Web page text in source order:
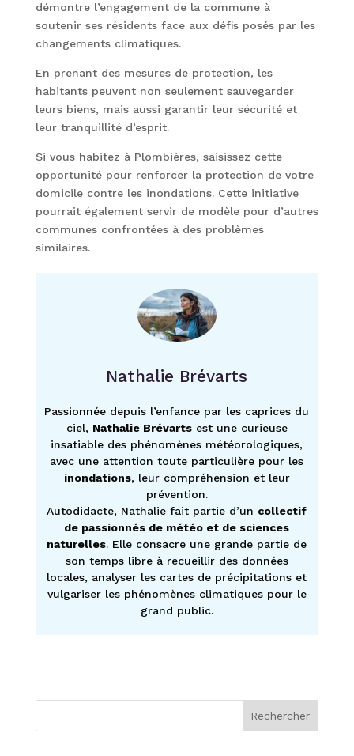
démontre l’engagement de la commune à
soutenir ses résidents face aux défis posés par les
changements climatiques.
En prenant des mesures de protection, les
habitants peuvent non seulement sauvegarder
leurs biens, mais aussi garantir leur sécurité et
leur tranquillité d’esprit.
Si vous habitez à Plombières, saisissez cette
opportunité pour renforcer la protection de votre
domicile contre les inondations. Cette initiative
pourrait également servir de modèle pour d’autres
communes confrontées à des problèmes
similaires.
Nathalie Brévarts
Passionnée depuis l’enfance par les caprices du
ciel, Nathalie Brévartsest une curieuse
insatiable des phénomènes météorologiques,
avec une attention toute particulière pour les
inondations, leur compréhension et leur
prévention.
Autodidacte, Nathalie fait partie d’un collectif
de passionnés de météo et de sciences
naturelles. Elle consacre une grande partie de
son temps libre à recueillir des données
locales, analyser les cartes de précipitations et
vulgariser les phénomènes climatiques pour le
grand public.
Rechercher